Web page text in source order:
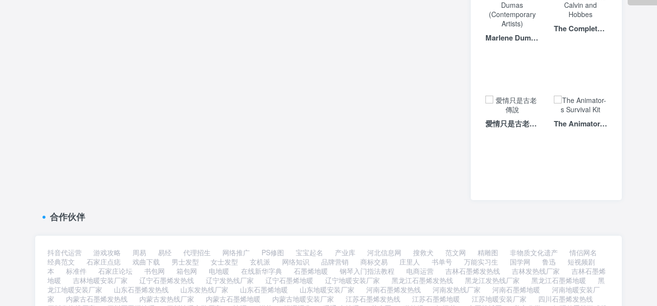
Marlene Dumas (Contemporary Artists)
The Complete Calvin and Hobbes
愛情只是古老傳說 The Animator-s Survival Kit
合作伙伴
抖音代运营 游戏攻略 周易 易经 代理招生 网络推广 PS修图 宝宝起名 产业库 河北信息网 搜救犬 范文网 精雕图 非物质文化遗产
情侣网名
经典范文
石家庄点痣 戏曲下载 男士发型 女士发型 玄机派 网络知识 品牌营销 商标交易 庄里人 书单号 万能实习生 国学网 鲁迅
短视频剧
本
标准件 石家庄论坛 书包网 箱包网 电地暖 在线新华字典 石墨烯地暖 钢琴入门指法教程 电商运营 吉林石墨烯发热线 吉林发热线厂家
吉林石墨烯
地暖
吉林地暖安装厂家 辽宁石墨烯发热线 辽宁发热线厂家 辽宁石墨烯地暖 辽宁地暖安装厂家 黑龙江石墨烯发热线 黑龙江发热线厂家 黑龙江石墨烯地暖
黑
龙江地暖安装厂家
山东石墨烯发热线 山东发热线厂家 山东石墨烯地暖 山东地暖安装厂家 河南石墨烯发热线 河南发热线厂家 河南石墨烯地暖
河南地暖安装厂
家
内蒙古石墨烯发热线 内蒙古发热线厂家 内蒙古石墨烯地暖 内蒙古地暖安装厂家 江苏石墨烯发热线 江苏石墨烯地暖 江苏地暖安装厂家
四川石墨烯发热线